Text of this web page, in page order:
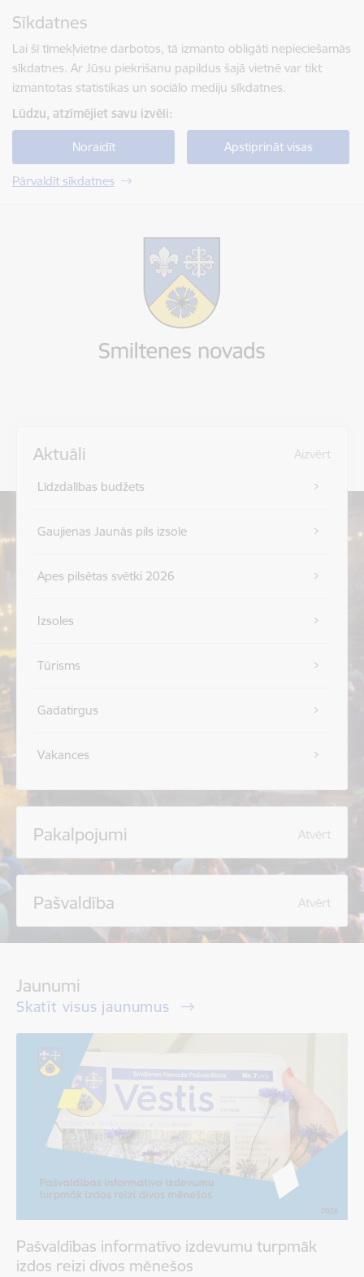
Sīkdatnes
Lai šī tīmekļvietne darbotos, tā izmanto obligāti nepieciešamās
sīkdatnes. Ar Jūsu piekrišanu papildus šajā vietnē var tikt
izmantotas statistikas un sociālo mediju sīkdatnes.
Lūdzu, atzīmējiet savu izvēli:
Noraidīt Apstiprināt visas
Pārvaldīt sīkdatnes
Aktuāli Aizvērt
Līdzdalības budžets
Gaujienas Jaunās pils izsole
Apes pilsētas svētki 2026
Izsoles
Tūrisms
Gadatirgus
Vakances
Pakalpojumi Atvērt
Pašvaldība Atvērt
Jaunumi
Skatīt visus jaunumus
Pašvaldības informatīvo izdevumu turpmāk
izdos reizi divos mēnešos